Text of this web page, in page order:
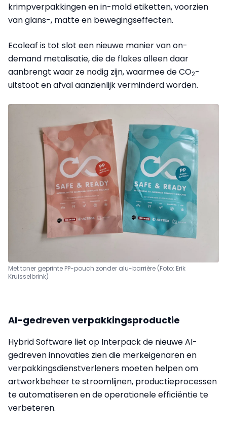
krimpverpakkingen en in-mold etiketten, voorzien
van glans-, matte en bewegingseffecten.
Ecoleaf is tot slot een nieuwe manier van on-
demand metalisatie, die de flakes alleen daar
aanbrengt waar ze nodig zijn, waarmee de CO2-
uitstoot en afval aanzienlijk verminderd worden.
Met toner geprinte PP-pouch zonder alu-barrière (Foto: Erik
Kruisselbrink)
AI-gedreven verpakkingsproductie
Hybrid Software liet op Interpack de nieuwe AI-
gedreven innovaties zien die merkeigenaren en
verpakkingsdienstverleners moeten helpen om
artworkbeheer te stroomlijnen, productieprocessen
te automatiseren en de operationele efficiëntie te
verbeteren.